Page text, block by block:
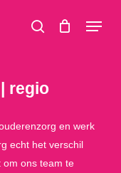
search
Menu
regio
en werk
echt het verschil
om ons team te